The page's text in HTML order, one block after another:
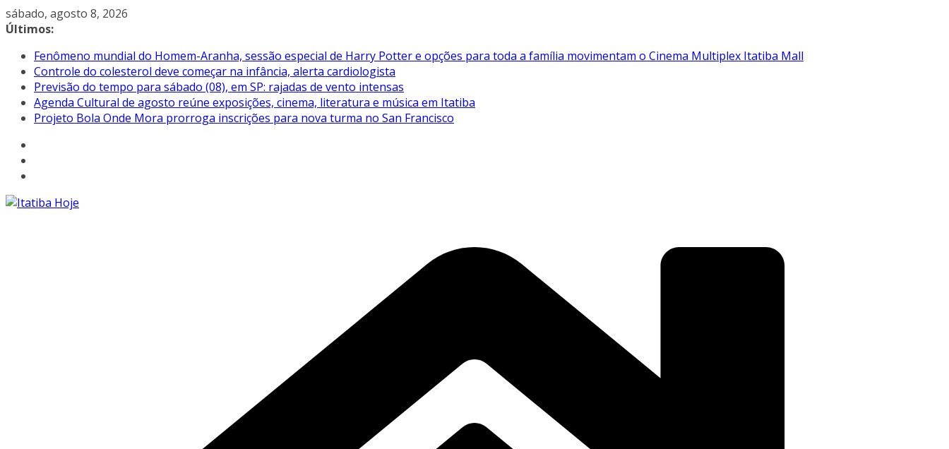
Pular
para
conteúdo
sábado, agosto 8, 2026
Últimos:
Fenômeno mundial do Homem-Aranha, sessão especial de Harry Potter e opções para toda a família movimentam o Cinema Multiplex Itatiba Mall
Controle do colesterol deve começar na infância, alerta cardiologista
Previsão do tempo para sábado (08), em SP: rajadas de vento intensas
Agenda Cultural de agosto reúne exposições, cinema, literatura e música em Itatiba
Projeto Bola Onde Mora prorroga inscrições para nova turma no San Francisco